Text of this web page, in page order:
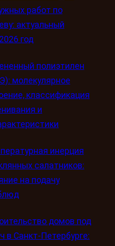
работ по
актуальный
год
полиэтилен
молекулярное
классификация
и
инерция
салатников:
на подачу
домов под
в Санкт-Петербурге: